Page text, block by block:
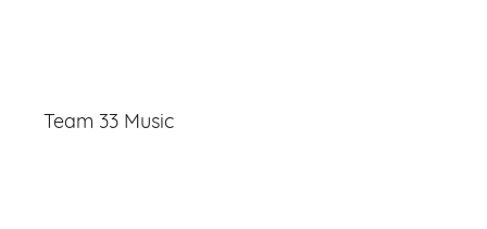
Team 33 Music